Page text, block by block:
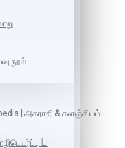
நூல்
| அகராதி & களஞ்சியம்